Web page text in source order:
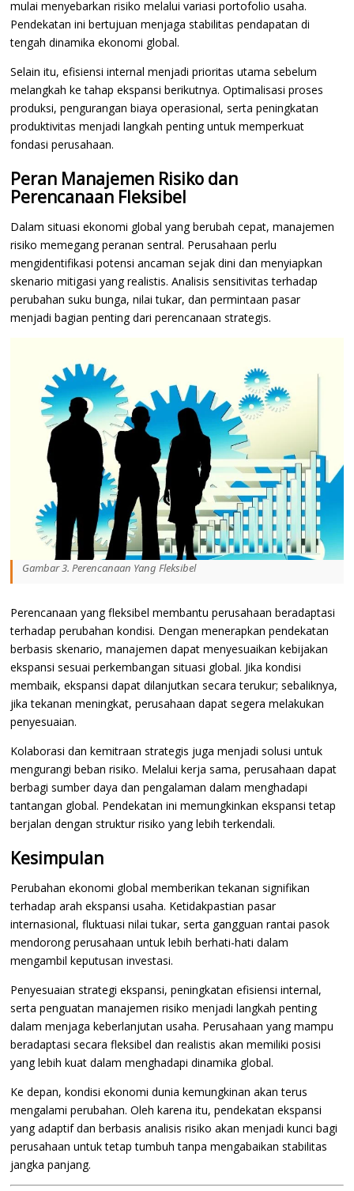
mulai menyebarkan risiko melalui variasi portofolio usaha.
Pendekatan ini bertujuan menjaga stabilitas pendapatan di
tengah dinamika ekonomi global.
Selain itu, efisiensi internal menjadi prioritas utama sebelum
melangkah ke tahap ekspansi berikutnya. Optimalisasi proses
produksi, pengurangan biaya operasional, serta peningkatan
produktivitas menjadi langkah penting untuk memperkuat
fondasi perusahaan.
Peran Manajemen Risiko dan
Perencanaan Fleksibel
Dalam situasi ekonomi global yang berubah cepat, manajemen
risiko memegang peranan sentral. Perusahaan perlu
mengidentifikasi potensi ancaman sejak dini dan menyiapkan
skenario mitigasi yang realistis. Analisis sensitivitas terhadap
perubahan suku bunga, nilai tukar, dan permintaan pasar
menjadi bagian penting dari perencanaan strategis.
Gambar 3. Perencanaan Yang Fleksibel
Perencanaan yang fleksibel membantu perusahaan beradaptasi
terhadap perubahan kondisi. Dengan menerapkan pendekatan
berbasis skenario, manajemen dapat menyesuaikan kebijakan
ekspansi sesuai perkembangan situasi global. Jika kondisi
membaik, ekspansi dapat dilanjutkan secara terukur; sebaliknya,
jika tekanan meningkat, perusahaan dapat segera melakukan
penyesuaian.
Kolaborasi dan kemitraan strategis juga menjadi solusi untuk
mengurangi beban risiko. Melalui kerja sama, perusahaan dapat
berbagi sumber daya dan pengalaman dalam menghadapi
tantangan global. Pendekatan ini memungkinkan ekspansi tetap
berjalan dengan struktur risiko yang lebih terkendali.
Kesimpulan
Perubahan ekonomi global memberikan tekanan signifikan
terhadap arah ekspansi usaha. Ketidakpastian pasar
internasional, fluktuasi nilai tukar, serta gangguan rantai pasok
mendorong perusahaan untuk lebih berhati-hati dalam
mengambil keputusan investasi.
Penyesuaian strategi ekspansi, peningkatan efisiensi internal,
serta penguatan manajemen risiko menjadi langkah penting
dalam menjaga keberlanjutan usaha. Perusahaan yang mampu
beradaptasi secara fleksibel dan realistis akan memiliki posisi
yang lebih kuat dalam menghadapi dinamika global.
Ke depan, kondisi ekonomi dunia kemungkinan akan terus
mengalami perubahan. Oleh karena itu, pendekatan ekspansi
yang adaptif dan berbasis analisis risiko akan menjadi kunci bagi
perusahaan untuk tetap tumbuh tanpa mengabaikan stabilitas
jangka panjang.